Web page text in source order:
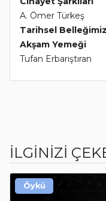
A. Ömer Türkeş
Tarihsel
Akşam Yemeği
Tufan Erbarıştıran
İLGİNİZİ
Öykü